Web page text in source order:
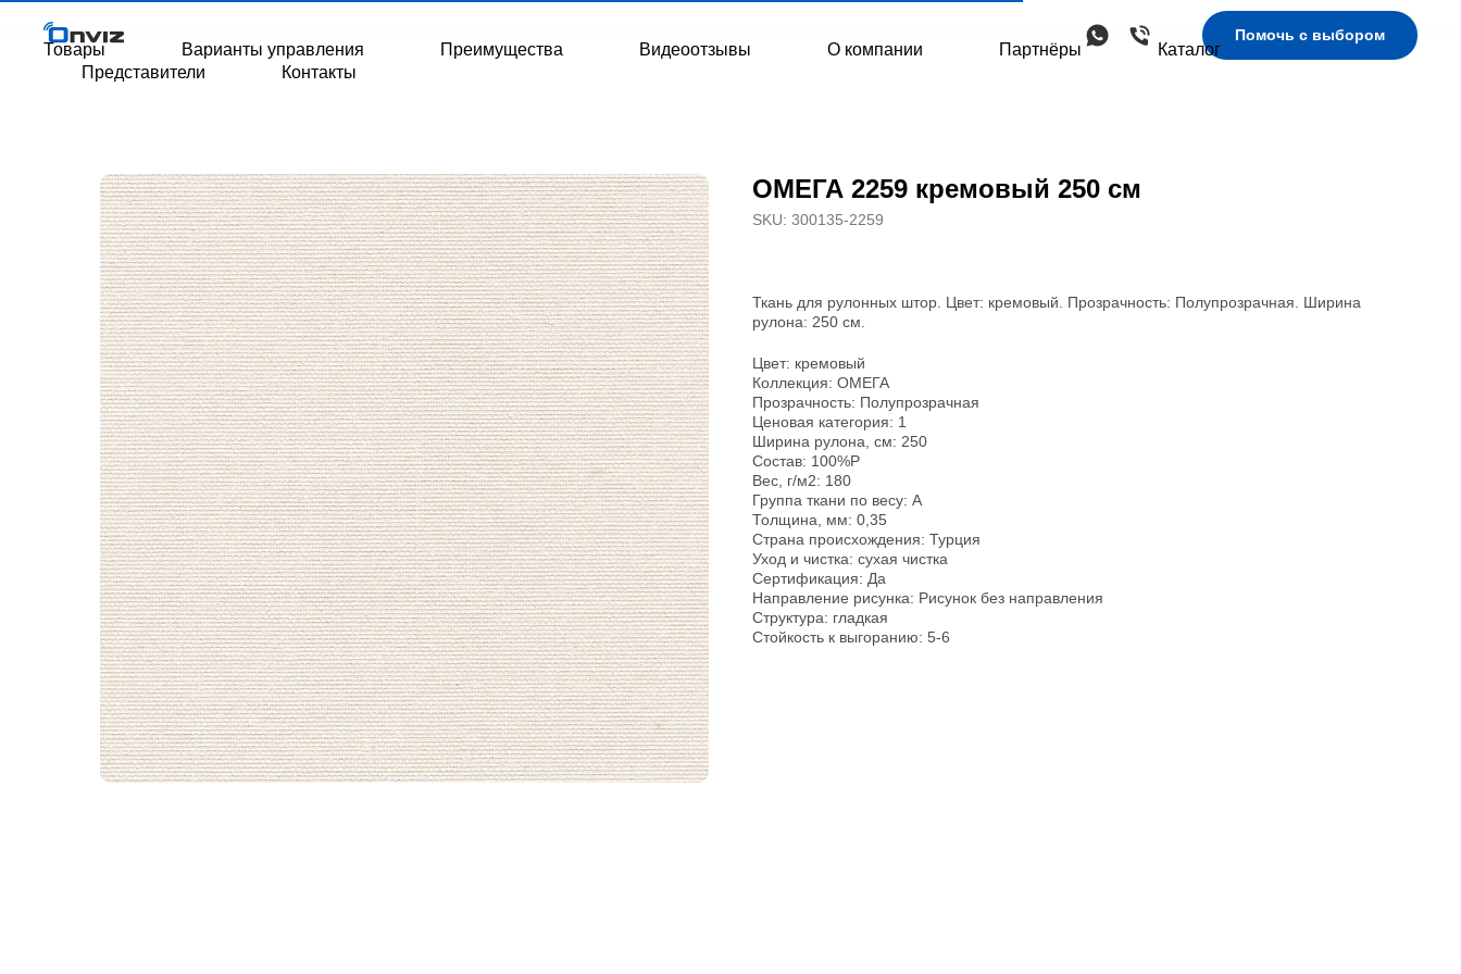
Помочь с выбором
Товары Варианты управления Преимущества Видеоотзывы О компании Партнёры
Каталог
Представители
Контакты
ОМЕГА 2259 кремовый 250 см
SKU: 300135-2259
Ткань для рулонных штор. Цвет: кремовый. Прозрачность: Полупрозрачная. Ширина
рулона: 250 см.
Цвет: кремовый
Коллекция: ОМЕГА
Прозрачность: Полупрозрачная
Ценовая категория: 1
Ширина рулона, см: 250
Состав: 100%P
Вес, г/м2: 180
Группа ткани по весу: A
Толщина, мм: 0,35
Страна происхождения: Турция
Уход и чистка: сухая чистка
Сертификация: Да
Направление рисунка: Рисунок без направления
Структура: гладкая
Стойкость к выгоранию: 5-6
WhatsApp